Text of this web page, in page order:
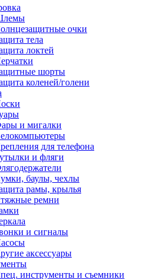
очки
тела
локтей
шорты
коленей/голени
и мигалки
для телефона
и фляги
баулы, чехлы
рамы, крылья
ремни
и сигналы
аксессуары
инструменты и съемники